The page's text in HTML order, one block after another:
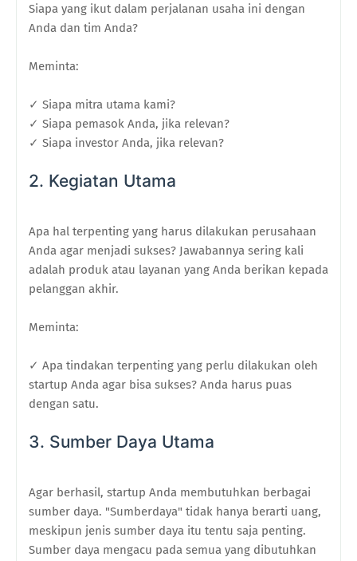
Siapa yang ikut dalam perjalanan usaha ini dengan
Anda dan tim Anda?
Meminta:
✓ Siapa mitra utama kami?
✓ Siapa pemasok Anda, jika relevan?
✓ Siapa investor Anda, jika relevan?
2. Kegiatan Utama
Apa hal terpenting yang harus dilakukan perusahaan
Anda agar menjadi sukses? Jawabannya sering kali
adalah produk atau layanan yang Anda berikan kepada
pelanggan akhir.
Meminta:
✓ Apa tindakan terpenting yang perlu dilakukan oleh
startup Anda agar bisa sukses? Anda harus puas
dengan satu.
3. Sumber Daya Utama
Agar berhasil, startup Anda membutuhkan berbagai
sumber daya. "Sumberdaya" tidak hanya berarti uang,
meskipun jenis sumber daya itu tentu saja penting.
Sumber daya mengacu pada semua yang dibutuhkan